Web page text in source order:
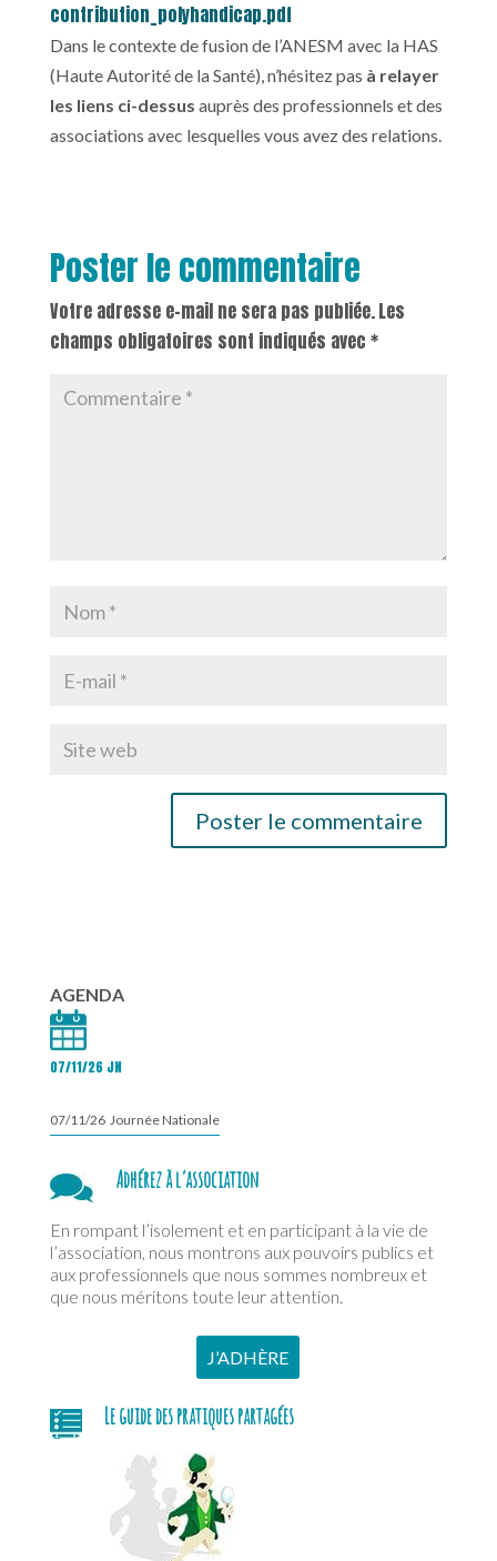
contribution_polyhandicap.pdf
Dans le contexte de fusion de l’ANESM avec la HAS
(Haute Autorité de la Santé), n’hésitez pas à relayer
les liens ci-dessus auprès des professionnels et des
associations avec lesquelles vous avez des relations.
Poster le commentaire
Votre adresse e-mail ne sera pas publiée.Les
champs obligatoires sont indiqués avec *
AGENDA
07/11/26 JN
07/11/26 Journée Nationale
Adhérez à l’association
En rompant l’isolement et en participant à la vie de
l’association, nous montrons aux pouvoirs publics et
aux professionnels que nous sommes nombreux et
que nous méritons toute leur attention.
J’ADHÈRE
Le guide des pratiques partagées